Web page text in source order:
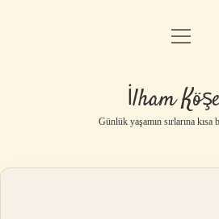
Anasayfa
Yasal Uyarı
menüyü
İlham
Günlük yaşamın sırlarına